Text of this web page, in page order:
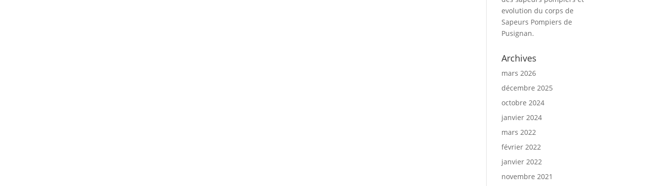
evolution du corps de
Sapeurs Pompiers de
Pusignan.
Archives
mars 2026
décembre 2025
octobre 2024
janvier 2024
mars 2022
février 2022
janvier 2022
novembre 2021